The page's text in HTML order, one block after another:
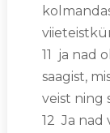
11 ja nad
saagist,
veist ning
12 Ja nad